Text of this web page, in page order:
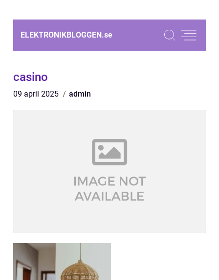
ELEKTRONIKBLOGGEN.se
casino
09 april 2025 admin